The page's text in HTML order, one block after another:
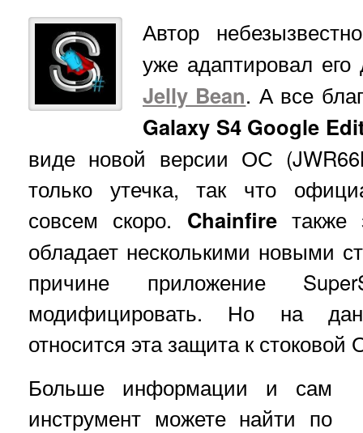
Автор
уже адаптировал
Jelly Bean. А все
Galaxy S4 Google
виде новой версии ОС
только утечка, так что
совсем скоро. Chainfireтакже
обладает несколькими новыми
причине приложение
модифицировать. Но на
относится эта защита к
Больше информации и сам
инструмент можете найти по